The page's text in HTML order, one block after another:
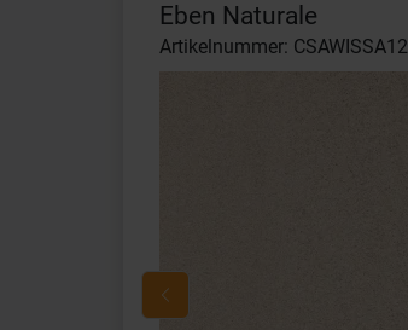
Eben Naturale
Artikelnummer: CSAWISSA12